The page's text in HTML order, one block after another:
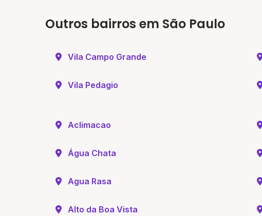
Outros bairros em São Paulo
Vila Campo Grande
Vila Pedagio
Aclimacao
Água Chata
Agua Rasa
Alto da Boa Vista